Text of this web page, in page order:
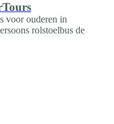
voor ouderen in
rolstoelbus de